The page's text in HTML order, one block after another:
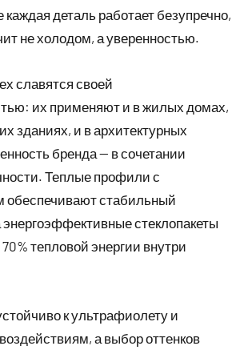
каждая деталь работает безупречно,
не холодом, а уверенностью.
славятся своей
их применяют и в жилых домах,
зданиях, и в архитектурных
бренда — в сочетании
Теплые профили с
обеспечивают стабильный
стеклопакеты
тепловой энергии внутри
к ультрафиолету и
а выбор оттенков